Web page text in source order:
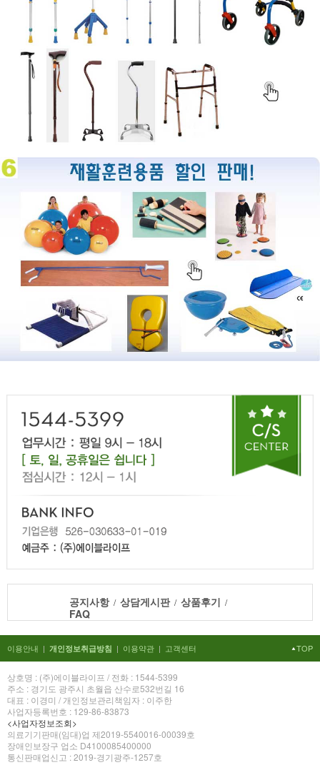
공지사항/ 상담게시판/ 상품후기 /
FAQ
이용안내 | 개인정보취급방침 | 이용약관 | 고객센터 TOP
상호명 : (주)에이블라이프 / 전화 : 1544-5399
주소 : 경기도 광주시 초월읍 산수로532번길 16
대표 : 이경미 / 개인정보관리책임자 : 이주한
사업자등록번호 : 129-86-83873
<사업자정보조회>
의료기기판매(임대)업 제2019-5540016-00039호
장애인보장구 업소 D4100085400000
통신판매업신고 : 2019-경기광주-1257호